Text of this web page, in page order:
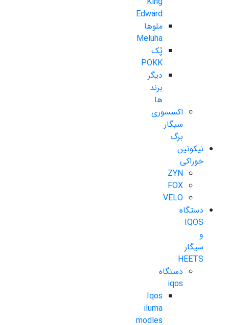
Edward
ملوها
Meluha
پُک
POKK
دیگر
برند
ها
اکسسوری
سیگار
برگ
نیکوتین
خوراکی
ZYN
FOX
VELO
دستگاه
IQOS
و
سیگار
HEETS
دستگاه
iqos
Iqos
iluma
modles